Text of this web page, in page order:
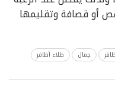
أو قصافة وتقليمها
جمال طلاء أظافر